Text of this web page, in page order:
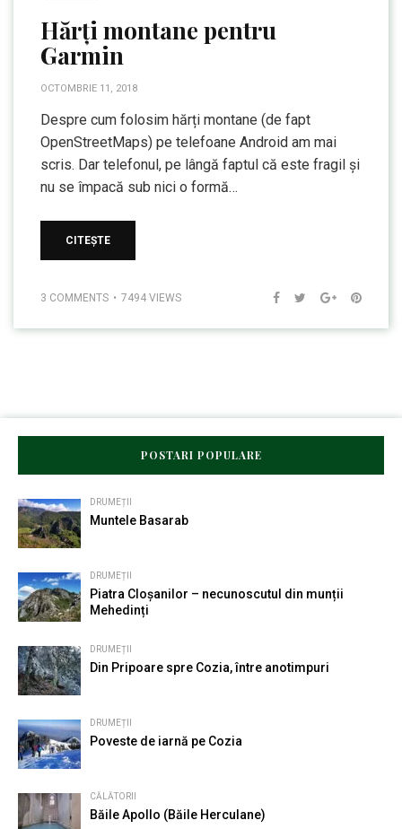
Hărți montane pentru
Garmin
OCTOMBRIE 11, 2018
Despre cum folosim hărți montane (de fapt
OpenStreetMaps) pe telefoane Android am mai
scris. Dar telefonul, pe lângă faptul că este fragil și
nu se împacă sub nici o formă…
CITEȘTE
3 COMMENTS 7494 VIEWS
POSTARI POPULARE
DRUMEȚII
Muntele Basarab
DRUMEȚII
Piatra Cloșanilor – necunoscutul din munții
Mehedinți
DRUMEȚII
Din Pripoare spre Cozia, între anotimpuri
DRUMEȚII
Poveste de iarnă pe Cozia
CĂLĂTORII
Băile Apollo (Băile Herculane)